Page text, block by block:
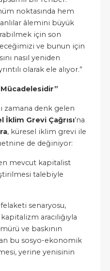
noktasında hem
âlemini büyük
için son
ve bunun için
nasıl yeniden
olarak ele alıyor.”
Mücadelesidir”
zamana denk gelen
Grevi Çağrısı’na
, küresel iklim grevi ile
de değiniyor:
mevcut kapitalist
talebiyle
felaketi senaryosu,
aracılığıyla
ve baskının
bu sosyo-ekonomik
yerine yenisinin